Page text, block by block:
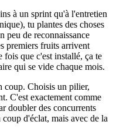
à un sprint qu'à l'entretien
tu plantes des choses
peu de reconnaissance
premiers fruits arrivent
fois que c'est installé, ça te
qui se vide chaque mois.
coup. Choisis un pilier,
C'est exactement comme
doubler des concurrents
d'éclat, mais avec de la